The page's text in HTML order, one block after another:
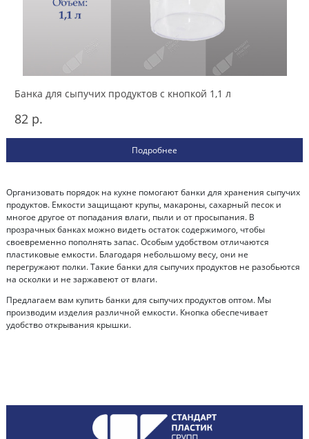
Банка для сыпучих продуктов с кнопкой 1,1 л
82 р.
Подробнее
Организовать порядок на кухне помогают банки для хранения сыпучих
продуктов. Емкости защищают крупы, макароны, сахарный песок и
многое другое от попадания влаги, пыли и от просыпания. В
прозрачных банках можно видеть остаток содержимого, чтобы
своевременно пополнять запас. Особым удобством отличаются
пластиковые емкости. Благодаря небольшому весу, они не
перегружают полки. Такие банки для сыпучих продуктов не разобьются
на осколки и не заржавеют от влаги.
Предлагаем вам купить банки для сыпучих продуктов оптом. Мы
производим изделия различной емкости. Кнопка обеспечивает
удобство открывания крышки.